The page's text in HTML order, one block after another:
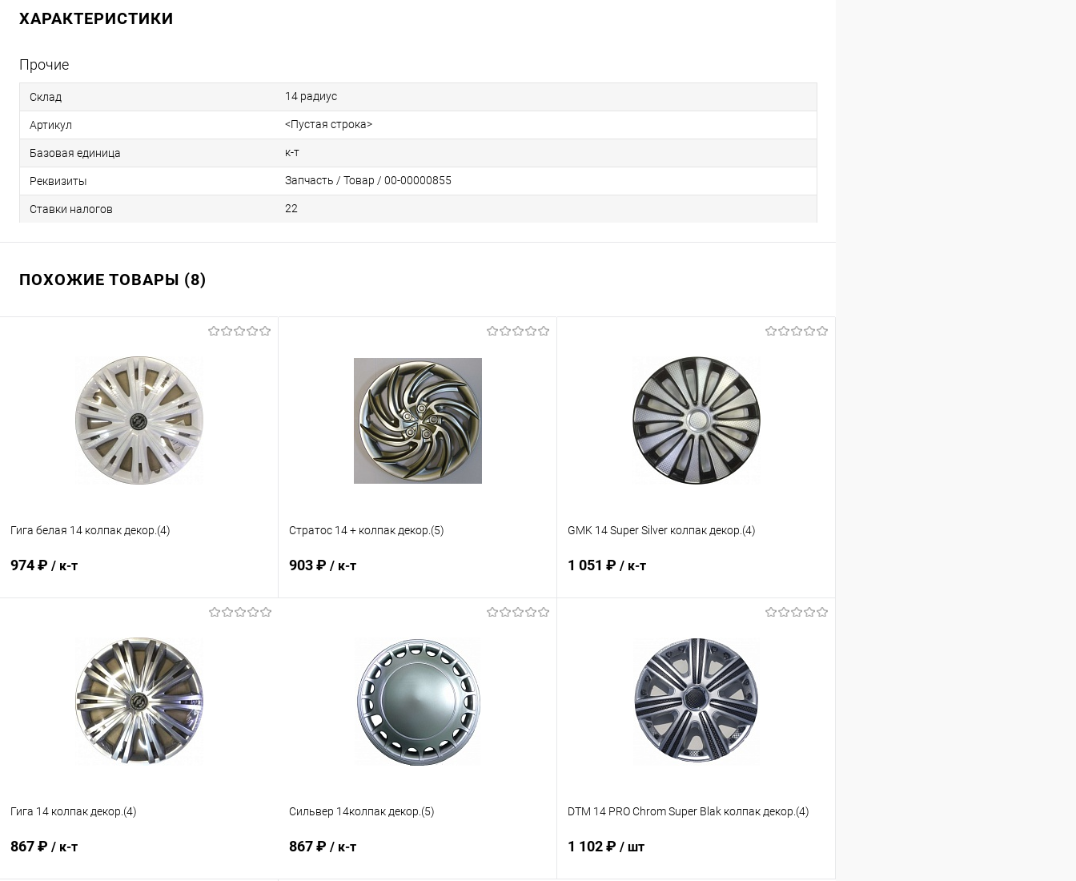
ХАРАКТЕРИСТИКИ
Прочие
Склад 14 радиус
Артикул <Пустая строка>
Базовая единица к-т
Реквизиты Запчасть / Товар / 00-00000855
Ставки налогов 22
ПОХОЖИЕ ТОВАРЫ (8)
Гига белая 14 колпак декор.(4)
974 ₽ / к-т
Купить в 1 клик Сравнение
В избранное Под заказ
Стратос 14 + колпак декор.(5)
903 ₽ / к-т
Купить в 1 клик Сравнение
В избранное В наличии
GMK 14 Super Silver колпак декор.(4)
1 051 ₽ / к-т
Купить в 1 клик Сравнение
В избранное В наличии
Гига 14 колпак декор.(4)
867 ₽ / к-т
Сильвер 14колпак декор.(5)
867 ₽ / к-т
DTM 14 PRO Chrom Super Blak колпак декор.(4)
1 102 ₽ / шт